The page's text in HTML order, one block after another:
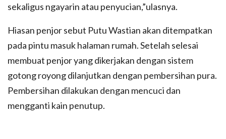
sekaligus ngayarin atau penyucian,”ulasnya.
Hiasan penjor sebut Putu Wastian akan ditempatkan
pada pintu masuk halaman rumah. Setelah selesai
membuat penjor yang dikerjakan dengan sistem
gotong royong dilanjutkan dengan pembersihan pura.
Pembersihan dilakukan dengan mencuci dan
mengganti kain penutup.